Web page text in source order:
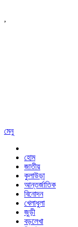
,
মেনু
হোম
জাতীয়
কুলাউড়া
আন্তর্জাতিক
বিনোদন
খেলাধুলা
জুড়ী
বড়লেখা